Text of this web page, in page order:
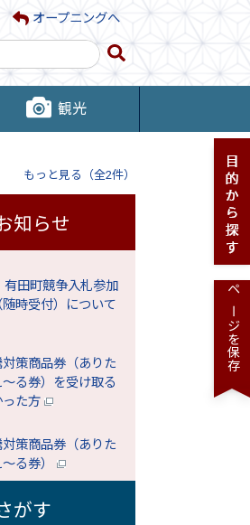
オープニングへ
観光
もっと見る（全2件）
知らせ
田町競争入札参加
時受付）について
策商品券（ありた
る券）を受け取る
った方
策商品券（ありた
る券）
がす
ページを保存